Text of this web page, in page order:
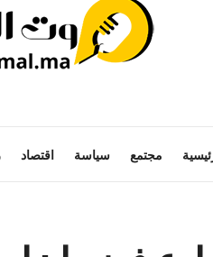
مجتمع سياسة اقتصاد